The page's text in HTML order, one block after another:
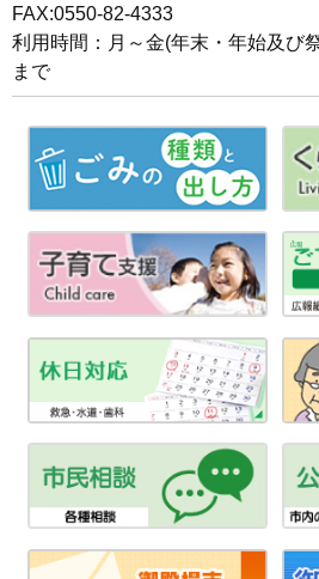
FAX:0550-82-4333
利用時間：月～金(年末・年始及
まで